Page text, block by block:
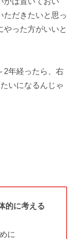
ただきたいと思っ
やった方がいいと
2年経ったら、右
いになるんじゃ
的に考える
に